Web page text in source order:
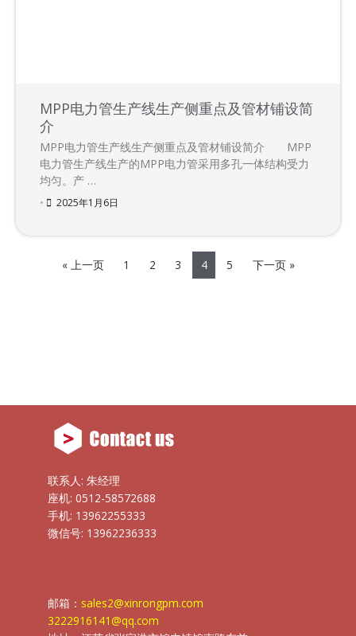
MPP电力管生产线生产侧重点及管材铺设简
介
MPP电力管生产线生产侧重点及管材铺设简介 MPP
电力管生产线生产的MPP电力管采用多孔一体结构受力
均匀。产 …
• 2025年1月6日
« 上一页 1 2 3 4 5 下一页 »
联系人: 朱经理
座机: 0512-58572688
手机: 13962255333
微信号: 13962236333
邮箱： sales2@xinrongpm.com
3222916141@qq.com